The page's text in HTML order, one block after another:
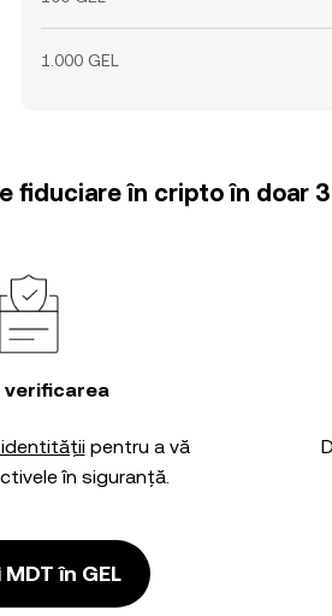
1.000 GEL
în cripto în doar 3
pentru a vă
în siguranță.
în GEL